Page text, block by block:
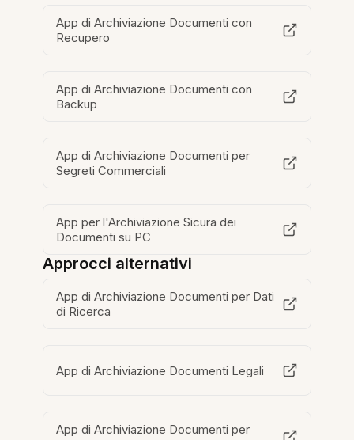
App di Archiviazione Documenti con
Recupero
App di Archiviazione Documenti con
Backup
App di Archiviazione Documenti per
Segreti Commerciali
App per l'Archiviazione Sicura dei
Documenti su PC
Approcci alternativi
App di Archiviazione Documenti per Dati
di Ricerca
App di Archiviazione Documenti Legali
App di Archiviazione Documenti per